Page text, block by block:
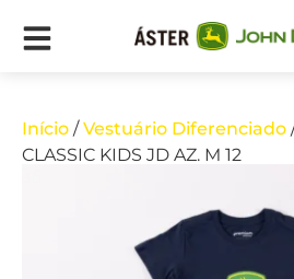
Início /Vestuário Diferenciado
CLASSIC KIDS JD AZ. M 12